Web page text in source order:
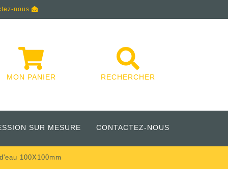
nous
MON PANIER RECHERCHER
SUR MESURE CONTACTEZ-NOUS
100X100mm